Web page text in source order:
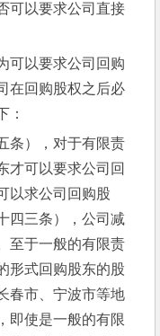
可以要求公司直接
可以要求公司回购
在回购股权之后必
：
条），对于有限责
才可以要求公司回
以求公司回购股
四三条），公司减
至于一般的有限责
形式回购股东的股
春市、宁波市等地
即使是一般的有限